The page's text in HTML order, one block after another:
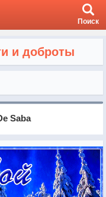
Поиск
и доброты
Saba